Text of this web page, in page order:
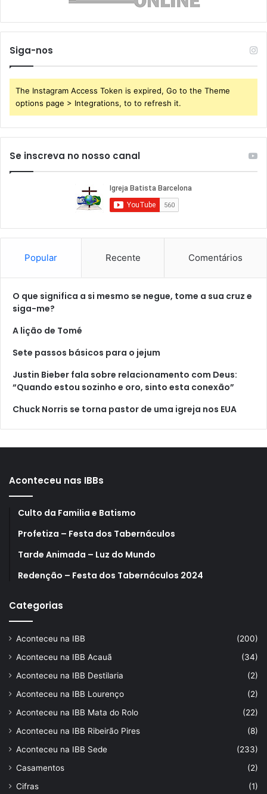
Siga-nos
The Instagram Access Token is expired, Go to the Theme
options page > Integrations, to to refresh it.
Se inscreva no nosso canal
Popular Recente Comentários
O que significa a si mesmo se negue, tome a sua cruz e
siga-me?
A lição de Tomé
Sete passos básicos para o jejum
Justin Bieber fala sobre relacionamento com Deus:
“Quando estou sozinho e oro, sinto esta conexão”
Chuck Norris se torna pastor de uma igreja nos EUA
Aconteceu nas IBBs
Culto da Familia e Batismo
Profetiza – Festa dos Tabernáculos
Tarde Animada – Luz do Mundo
Redenção – Festa dos Tabernáculos 2024
Categorias
Aconteceu na IBB
(200)
Aconteceu na IBB Acauã
(34)
Aconteceu na IBB Destilaria
(2)
Aconteceu na IBB Lourenço
(2)
Aconteceu na IBB Mata do Rolo
(22)
Aconteceu na IBB Ribeirão Pires
(8)
Aconteceu na IBB Sede
(233)
Casamentos
(2)
Cifras
(1)